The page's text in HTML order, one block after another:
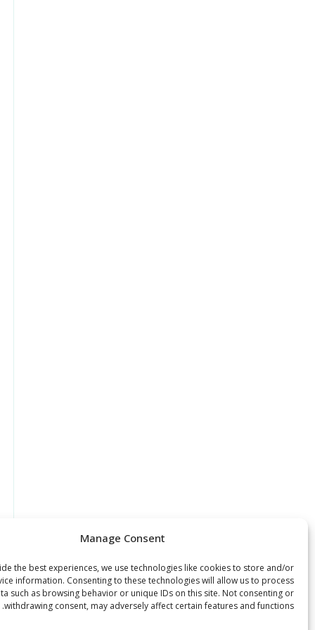
Manage Consent
the best experiences, we use technologies like cookies to store and/or
information. Consenting to these technologies will allow us to process
such as browsing behavior or unique IDs on this site. Not consenting or
withdrawing consent, may adversely affect certain features and functions.